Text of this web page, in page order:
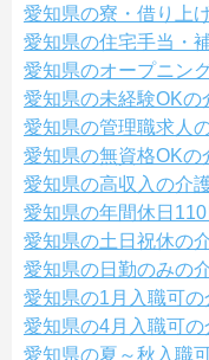
愛知県の寮・借り上
愛知県の住宅手当・
愛知県のオープニン
愛知県の未経験OKの
愛知県の管理職求人
愛知県の無資格OKの
愛知県の高収入の介
愛知県の年間休日
愛知県の土日祝休の
愛知県の日勤のみの
愛知県の1月入職可の
愛知県の4月入職可の
愛知県の夏～秋入職